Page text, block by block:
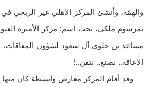
والهمّة، وأنشئ المركز الأهلي غير الربحي
بمرسوم ملكي، تحت اسم: مركز الأميرة
مساعد بن جلوي آل سعود لشؤون المعاقات،
الإعاقة.. نصنع.. نتقن..!
وقد أقام المركز معارض وأنشطة كان